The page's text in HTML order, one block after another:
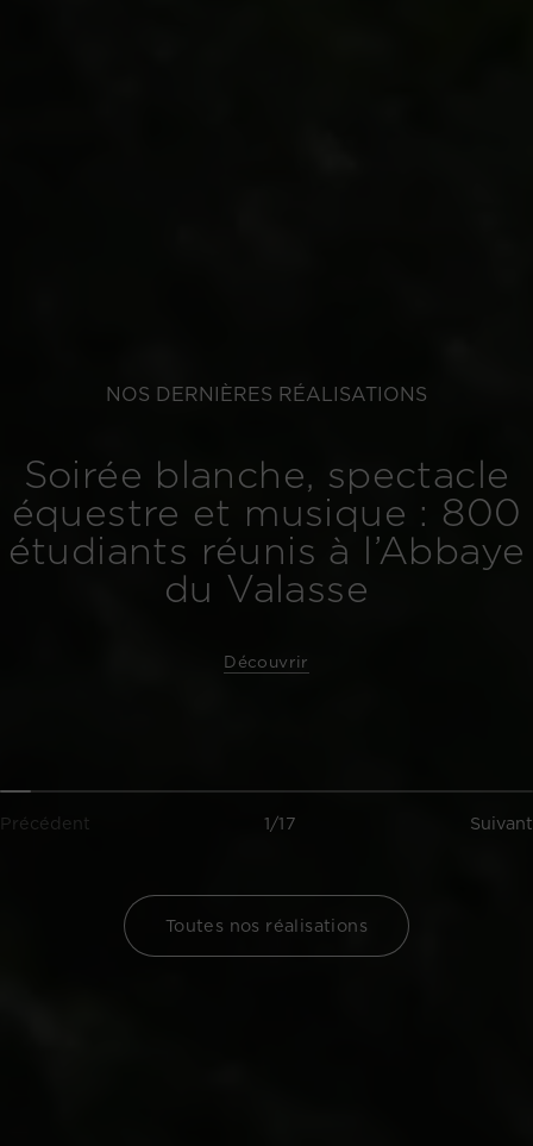
NOS DERNIÈRES RÉALISATIONS
Soirée blanche, spectacle
équestre et musique : 800
étudiants réunis à l’Abbaye
du Valasse
Découvrir
Précédent 1/17 Suivant
Toutes nos réalisations